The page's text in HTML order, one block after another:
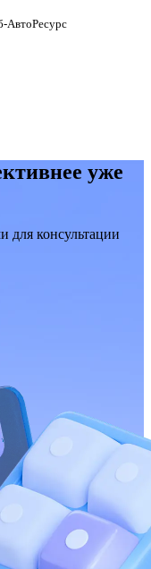
АвтоРесурс
уже
для консультации